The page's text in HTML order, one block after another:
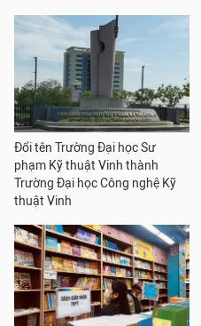
Đổi tên Trường Đại học Sư
phạm Kỹ thuật Vinh thành
Trường Đại học Công nghệ Kỹ
thuật Vinh